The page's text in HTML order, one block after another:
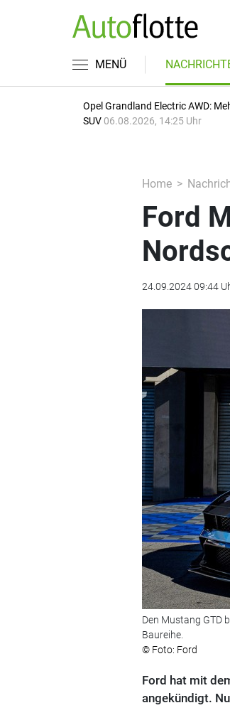
MENÜ
Opel Grandland Electric AWD:
SUV 06.08.2026, 14:25 Uhr
Home
Ford
24.09.2024 09:44
Den Mustang GTD
Baureihe.
© Foto: Ford
Ford hat mit
angekündigt.